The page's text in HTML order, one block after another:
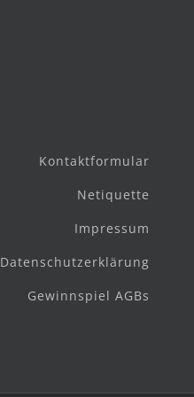
Kontaktformular
Netiquette
Impressum
Datenschutzerklärung
Gewinnspiel AGBs